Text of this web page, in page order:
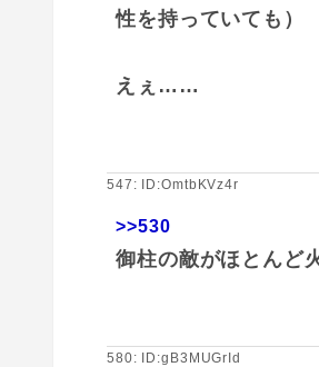
性を持っていても）
えぇ……
547: ID:OmtbKVz4r
>>530
御柱の敵がほとんど
580: ID:gB3MUGrId